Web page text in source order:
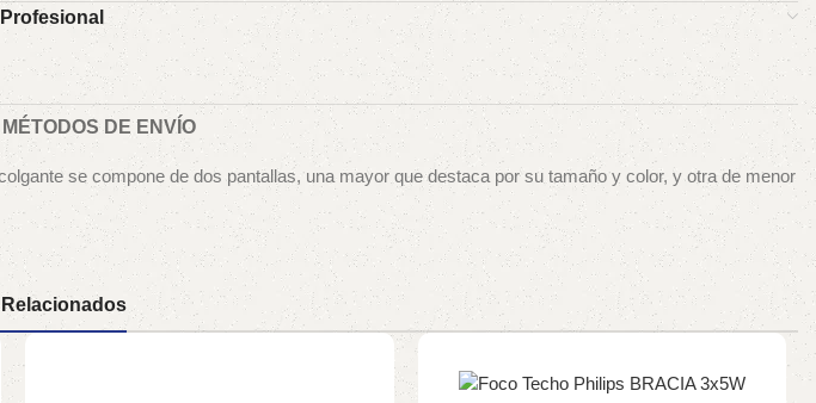
MÉTODOS DE ENVÍO
se compone de dos pantallas, una mayor que destaca por su tamaño y color, y otra de menor